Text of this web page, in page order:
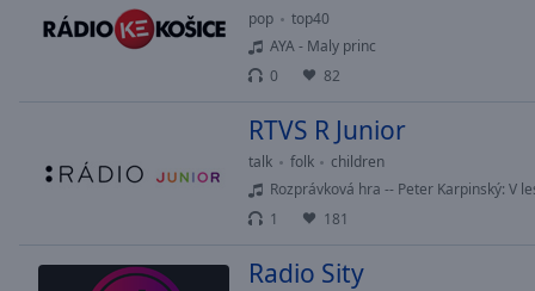
dialog
pop
top40
AYA - Maly princ
0
82
RTVS R Junior
talk folk
children
Rozprávková hra -- Peter Karpinský: V
1
181
Radio Sity